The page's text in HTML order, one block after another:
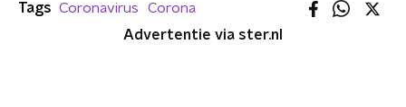
Tags Coronavirus
Corona
Advertentie via ster.nl